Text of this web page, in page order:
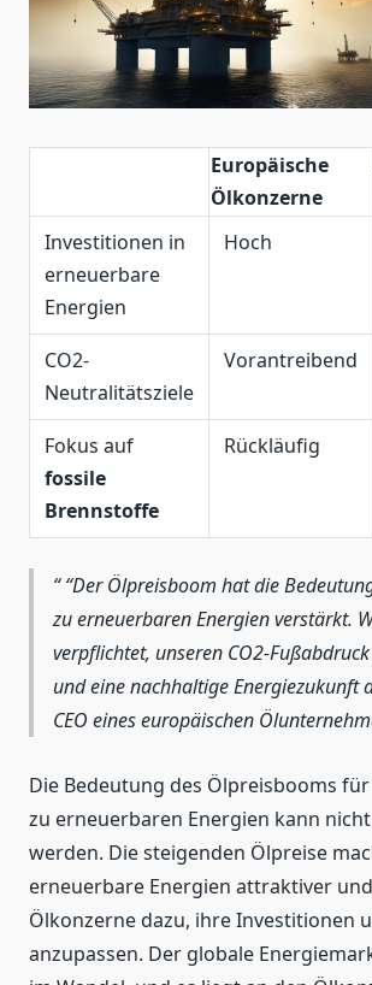
Europäische
Ölkonzerne
Investitionen in
erneuerbare
Energien
Hoch
CO2-
Neutralitätsziele
Vorantreibend
Fokus auf
fossile
Brennstoffe
Rückläufig
“Der Ölpreisboom hat die
zu erneuerbaren Energien verstärkt.
verpflichtet, unseren CO2-
und eine nachhaltige Energiezukunft
CEO eines europäischen
Die Bedeutung des Ölpreisbooms
zu erneuerbaren Energien kann
werden. Die steigenden Ölpreise
erneuerbare Energien attraktiver
Ölkonzerne dazu, ihre Investitionen
anzupassen. Der globale